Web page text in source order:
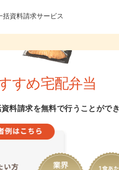
括資料請求サービス
すめ宅配弁当
料請求を無料で行うことができ